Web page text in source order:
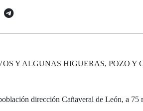
Y ALGUNAS HIGUERAS, POZO Y
dirección Cañaveral de León, a 75